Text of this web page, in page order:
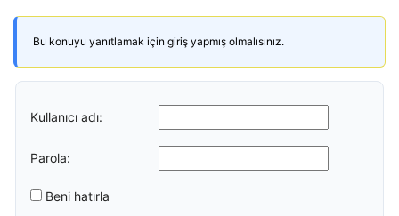
Bu konuyu yanıtlamak için giriş yapmış olmalısınız.
Kullanıcı adı:
Parola:
Beni hatırla